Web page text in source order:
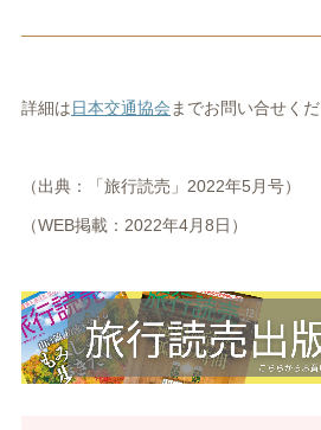
詳細は日本交通協会までお問い合せくだ
（出典：「旅行読売」2022年5月号）
（WEB掲載：2022年4月8日）